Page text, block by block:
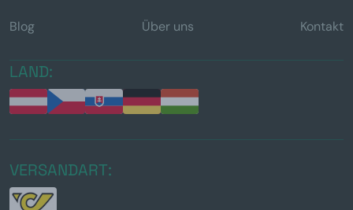
Blog Über uns Kontakt
LAND:
VERSANDART: